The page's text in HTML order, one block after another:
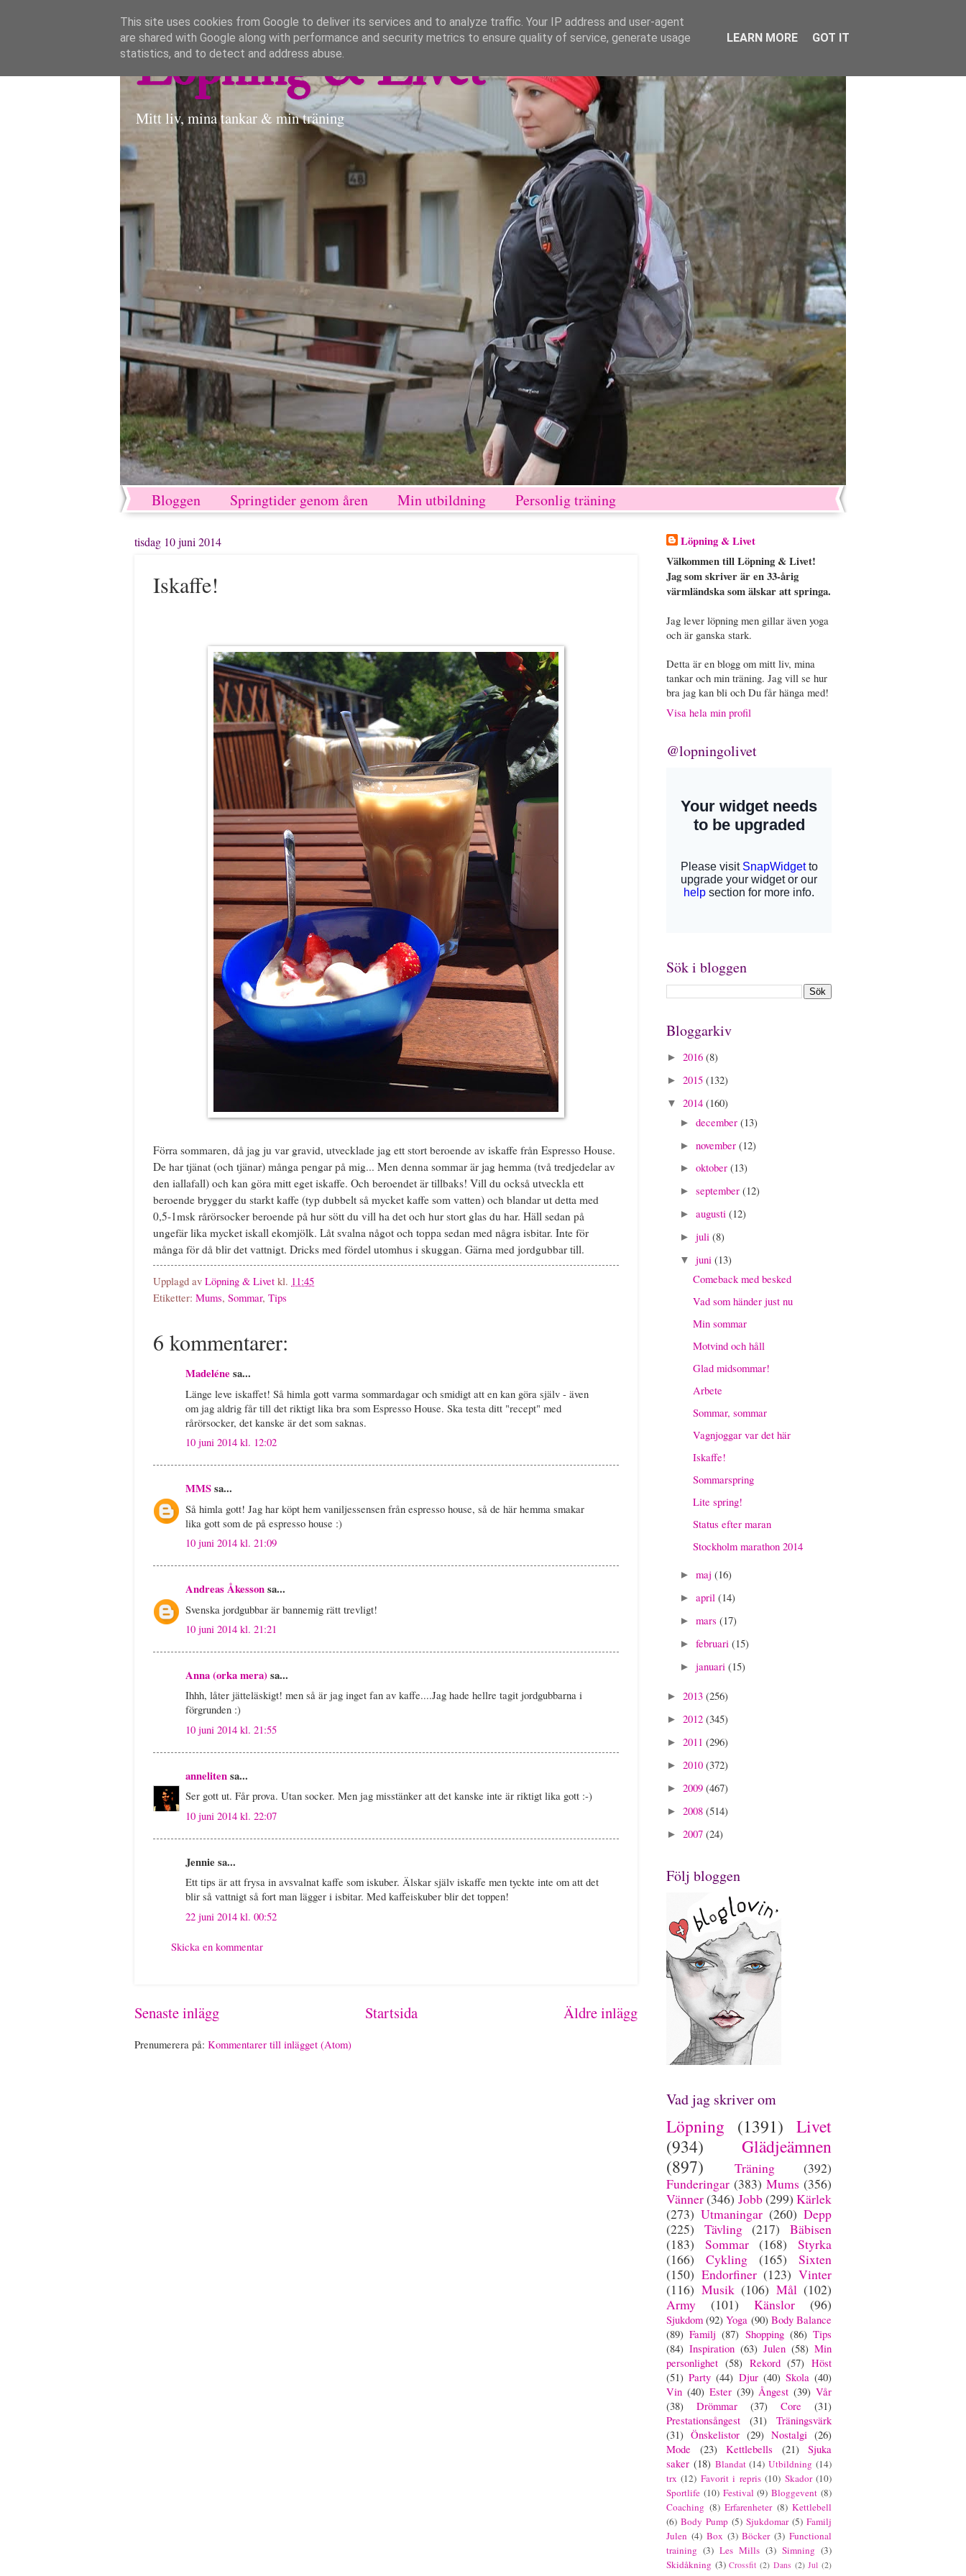
Löpning & Livet
Mitt liv, mina tankar & min träning
Bloggen Springtider genom åren Min utbildning Personlig träning
tisdag 10 juni 2014
Iskaffe!
Förra sommaren, då jag ju var gravid, utvecklade jag ett stort beroende av iskaffe från Espresso House.
De har tjänat (och tjänar) många pengar på mig... Men denna sommar är jag hemma (två tredjedelar av
den iallafall) och kan göra mitt eget iskaffe. Och beroendet är tillbaks! Vill du också utveckla ett
beroende brygger du starkt kaffe (typ dubbelt så mycket kaffe som vatten) och blandar ut detta med
0,5-1msk rårörsocker beroende på hur sött du vill ha det och hur stort glas du har. Häll sedan på
ungefär lika mycket iskall ekomjölk. Låt svalna något och toppa sedan med några isbitar. Inte för
många för då blir det vattnigt. Dricks med fördel utomhus i skuggan. Gärna med jordgubbar till.
Upplagd av Löpning & Livet kl. 11:45
Etiketter: Mums, Sommar, Tips
6 kommentarer:
Madeléne sa...
Länge leve iskaffet! Så himla gott varma sommardagar och smidigt att en kan göra själv - även
om jag aldrig får till det riktigt lika bra som Espresso House. Ska testa ditt "recept" med
rårörsocker, det kanske är det som saknas.
10 juni 2014 kl. 12:02
MMSsa...
Så himla gott! Jag har köpt hem vaniljessensen från espresso house, så de här hemma smakar
lika gott som de på espresso house :)
10 juni 2014 kl. 21:09
Andreas Åkessonsa...
Svenska jordgubbar är bannemig rätt trevligt!
10 juni 2014 kl. 21:21
Anna (orka mera)sa...
Ihhh, låter jätteläskigt! men så är jag inget fan av kaffe....Jag hade hellre tagit jordgubbarna i
förgrunden :)
10 juni 2014 kl. 21:55
annelitensa...
Ser gott ut. Får prova. Utan socker. Men jag misstänker att det kanske inte är riktigt lika gott :-)
10 juni 2014 kl. 22:07
Jennie sa...
Ett tips är att frysa in avsvalnat kaffe som iskuber. Älskar själv iskaffe men tyckte inte om att det
blir så vattnigt så fort man lägger i isbitar. Med kaffeiskuber blir det toppen!
22 juni 2014 kl. 00:52
Skicka en kommentar
Senaste inlägg Äldre inlägg
Startsida
Prenumerera på: Kommentarer till inlägget (Atom)
Löpning & Livet
Välkommen till Löpning & Livet!
Jag som skriver är en 33-årig
värmländska som älskar att springa.
Jag lever löpning men gillar även yoga
och är ganska stark.
Detta är en blogg om mitt liv, mina
tankar och min träning. Jag vill se hur
bra jag kan bli och Du får hänga med!
Visa hela min profil
@lopningolivet
Sök i bloggen
Bloggarkiv
► 2016 (8)
► 2015 (132)
▼ 2014 (160)
► december (13)
► november (12)
► oktober (13)
► september (12)
► augusti (12)
► juli (8)
▼ juni (13)
Comeback med besked
Vad som händer just nu
Min sommar
Motvind och håll
Glad midsommar!
Arbete
Sommar, sommar
Vagnjoggar var det här
Iskaffe!
Sommarspring
Lite spring!
Status efter maran
Stockholm marathon 2014
► maj (16)
► april (14)
► mars (17)
► februari (15)
► januari (15)
► 2013 (256)
► 2012 (345)
► 2011 (296)
► 2010 (372)
► 2009 (467)
► 2008 (514)
► 2007 (24)
Följ bloggen
Vad jag skriver om
Löpning (1391) Livet
(934)
Glädjeämnen
(897)
Träning
(392)
Funderingar (383) Mums (356)
Vänner(346) Jobb(299) Kärlek
(273) Utmaningar (260) Depp
(225)
Tävling (217)
Bäbisen
(183)
Sommar (168)
Styrka
(166)
Cykling (165)
Sixten
(150) Endorfiner (123) Vinter
(116) Musik (106) Mål (102)
Army
(101) Känslor (96)
Sjukdom (92) Yoga (90) Body Balance
(89) Familj (87) Shopping (86) Tips
(84) Inspiration (63) Julen (58) Min
personlighet (58) Rekord (57) Höst
(51) Party (44) Djur (40) Skola (40)
Vin (40) Ester (39) Ångest (39) Vår
(38)
Drömmar (37) Core
(31)
Prestationsångest
(31)
Träningsvärk
(31) Önskelistor (29) Nostalgi (26)
Mode
(23) Kettlebells (21)
Sjuka
saker (18) Blandat (14) Utbildning (14)
trx (12) Favorit i repris (10) Skador (10)
Sportlife (10) Festival (9) Bloggevent (8)
Coaching (8) Erfarenheter (8) Kettlebell
(6) Body Pump (5) Sjukdomar (5) Familj
Julen (4) Box (3) Böcker (3) Functional
training (3) Les Mills (3) Simning (3)
Skidåkning (3) Crossfit (2) Dans (2) Jul (2)
This site uses cookies from Google to deliver its services and to analyze traffic. Your IP address and user-agent
are shared with Google along with performance and security metrics to ensure quality of service, generate usage
statistics, and to detect and address abuse.
LEARN MORE GOT IT